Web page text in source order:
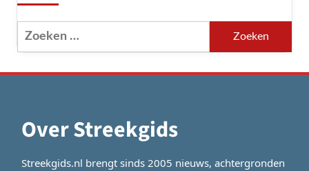
Zoeken
naar:
Over Streekgids
Streekgids.nl brengt sinds 2005 nieuws, achtergronden